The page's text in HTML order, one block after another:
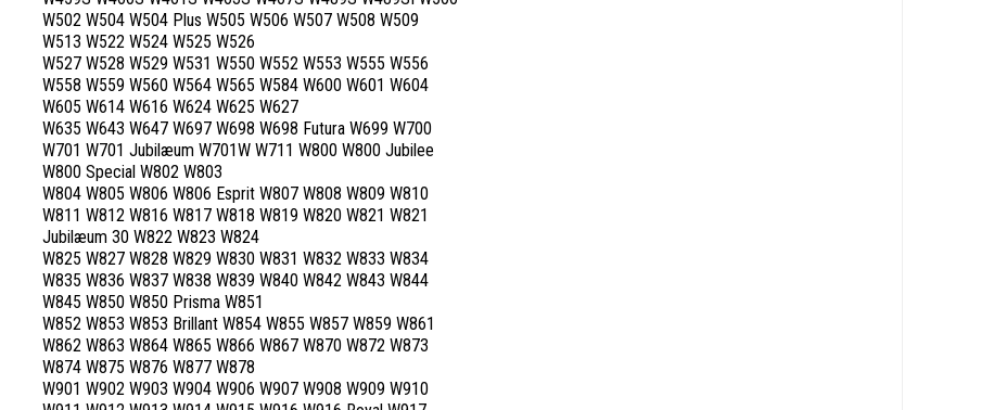
W502 W504 W504 Plus W505 W506 W507 W508 W509
W513 W522 W524 W525 W526
W527 W528 W529 W531 W550 W552 W553 W555 W556
W558 W559 W560 W564 W565 W584 W600 W601 W604
W605 W614 W616 W624 W625 W627
W635 W643 W647 W697 W698 W698 Futura W699 W700
W701 W701 Jubilæum W701W W711 W800 W800 Jubilee
W800 Special W802 W803
W804 W805 W806 W806 Esprit W807 W808 W809 W810
W811 W812 W816 W817 W818 W819 W820 W821 W821
Jubilæum 30 W822 W823 W824
W825 W827 W828 W829 W830 W831 W832 W833 W834
W835 W836 W837 W838 W839 W840 W842 W843 W844
W845 W850 W850 Prisma W851
W852 W853 W853 Brillant W854 W855 W857 W859 W861
W862 W863 W864 W865 W866 W867 W870 W872 W873
W874 W875 W876 W877 W878
W901 W902 W903 W904 W906 W907 W908 W909 W910